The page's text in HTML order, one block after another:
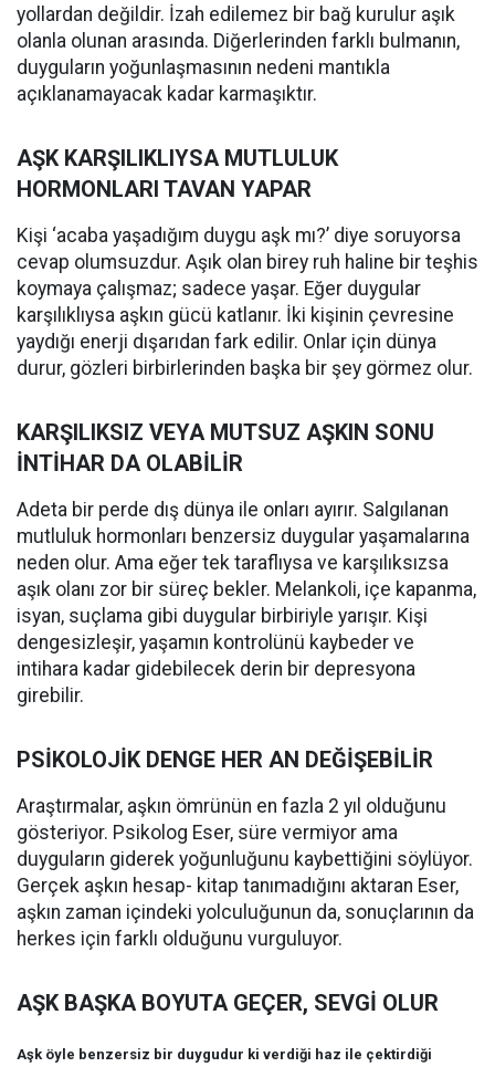
yollardan değildir. İzah edilemez bir bağ kurulur aşık
olanla olunan arasında. Diğerlerinden farklı bulmanın,
duyguların yoğunlaşmasının nedeni mantıkla
açıklanamayacak kadar karmaşıktır.
AŞK KARŞILIKLIYSA MUTLULUK
HORMONLARI TAVAN YAPAR
Kişi ‘acaba yaşadığım duygu aşk mı?’ diye soruyorsa
cevap olumsuzdur. Aşık olan birey ruh haline bir teşhis
koymaya çalışmaz; sadece yaşar. Eğer duygular
karşılıklıysa aşkın gücü katlanır. İki kişinin çevresine
yaydığı enerji dışarıdan fark edilir. Onlar için dünya
durur, gözleri birbirlerinden başka bir şey görmez olur.
KARŞILIKSIZ VEYA MUTSUZ AŞKIN SONU
İNTİHAR DA OLABİLİR
Adeta bir perde dış dünya ile onları ayırır. Salgılanan
mutluluk hormonları benzersiz duygular yaşamalarına
neden olur. Ama eğer tek taraflıysa ve karşılıksızsa
aşık olanı zor bir süreç bekler. Melankoli, içe kapanma,
isyan, suçlama gibi duygular birbiriyle yarışır. Kişi
dengesizleşir, yaşamın kontrolünü kaybeder ve
intihara kadar gidebilecek derin bir depresyona
girebilir.
PSİKOLOJİK DENGE HER AN DEĞİŞEBİLİR
Araştırmalar, aşkın ömrünün en fazla 2 yıl olduğunu
gösteriyor. Psikolog Eser, süre vermiyor ama
duyguların giderek yoğunluğunu kaybettiğini söylüyor.
Gerçek aşkın hesap- kitap tanımadığını aktaran Eser,
aşkın zaman içindeki yolculuğunun da, sonuçlarının da
herkes için farklı olduğunu vurguluyor.
AŞK BAŞKA BOYUTA GEÇER, SEVGİ OLUR
Aşk öyle benzersiz bir duygudur ki verdiği haz ile çektirdiği